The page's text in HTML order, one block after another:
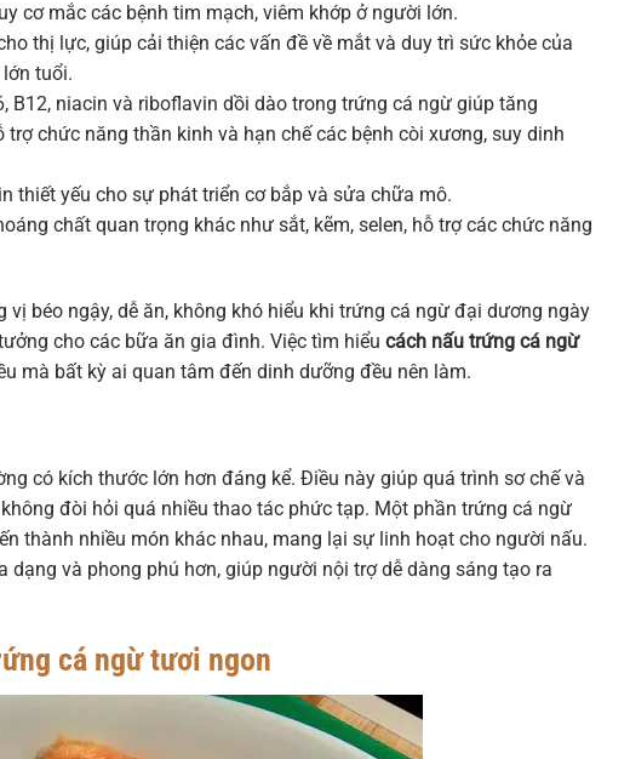
cơ mắc các bệnh tim mạch, viêm khớp ở người lớn.
thị lực, giúp cải thiện các vấn đề về mắt và duy trì sức khỏe của
tuổi.
B12, niacin và riboflavin dồi dào trong trứng cá ngừ giúp tăng
chức năng thần kinh và hạn chế các bệnh còi xương, suy dinh
thiết yếu cho sự phát triển cơ bắp và sửa chữa mô.
chất quan trọng khác như sắt, kẽm, selen, hỗ trợ các chức năng
béo ngậy, dễ ăn, không khó hiểu khi trứng cá ngừ đại dương ngày
cho các bữa ăn gia đình. Việc tìm hiểu cách nấu trứng cá ngừ
mà bất kỳ ai quan tâm đến dinh dưỡng đều nên làm.
có kích thước lớn hơn đáng kể. Điều này giúp quá trình sơ chế và
đòi hỏi quá nhiều thao tác phức tạp. Một phần trứng cá ngừ
thành nhiều món khác nhau, mang lại sự linh hoạt cho người nấu.
dạng và phong phú hơn, giúp người nội trợ dễ dàng sáng tạo ra
cá ngừ tươi ngon